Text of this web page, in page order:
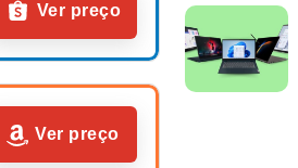
Ver preço
Ver preço